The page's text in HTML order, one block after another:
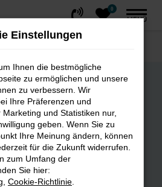
0
MENÜ
12
Einstellungen
Ihnen die bestmögliche
zu ermöglichen und unsere
zu verbessern. Wir
Ihre Präferenzen und
und Statistiken nur,
geben. Wenn Sie zu
Ihre Meinung ändern, können
für die Zukunft widerrufen.
zum Umfang der
Sie hier:
Cookie-Richtlinie